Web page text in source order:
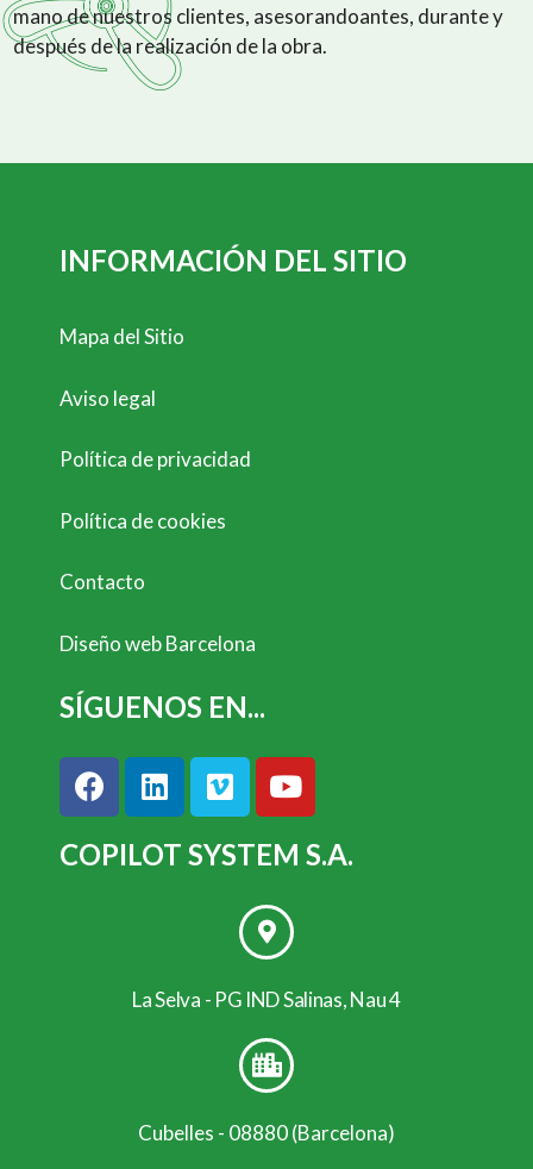
mano de nuestros clientes, asesorandoantes, durante y
después de la realización de la obra.
INFORMACIÓN DEL SITIO
Mapa del Sitio
Aviso legal
Política de privacidad
Política de cookies
Contacto
Diseño web Barcelona
SÍGUENOS EN...
COPILOT SYSTEM S.A.
La Selva - PG IND Salinas, Nau 4
Cubelles - 08880 (Barcelona)